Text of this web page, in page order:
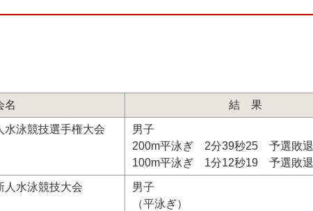
名 結果
水泳競技選手権大会
男子
200m平泳ぎ 2分39秒25 予選敗退
100m平泳ぎ 1分12秒19 予選敗退
人水泳競技大会
男子
（平泳ぎ）